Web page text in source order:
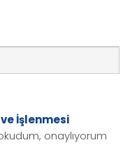
İşlenmesi
onaylıyorum